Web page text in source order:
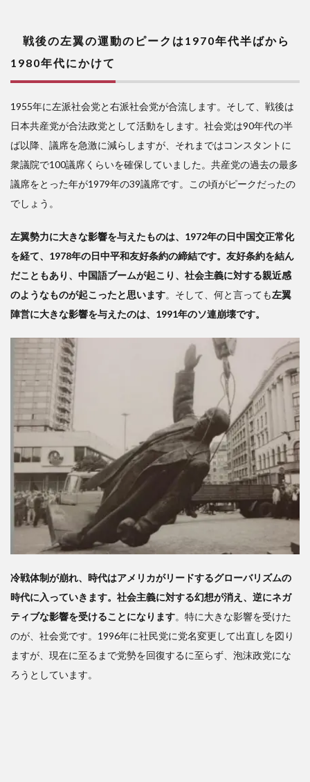
戦後の左翼の運動のピークは1970年代半ばから
1980年代にかけて
1955年に左派社会党と右派社会党が合流します。そして、戦後は
日本共産党が合法政党として活動をします。社会党は90年代の半
ば以降、議席を急激に減らしますが、それまではコンスタントに
衆議院で100議席くらいを確保していました。共産党の過去の最多
議席をとった年が1979年の39議席です。この頃がピークだったの
でしょう。
左翼勢力に大きな影響を与えたものは、1972年の日中国交正常化
を経て、1978年の日中平和友好条約の締結です。友好条約を結ん
だこともあり、中国語ブームが起こり、社会主義に対する親近感
のようなものが起こったと思います。そして、何と言っても左翼
陣営に大きな影響を与えたのは、1991年のソ連崩壊です。
冷戦体制が崩れ、時代はアメリカがリードするグローバリズムの
時代に入っていきます。社会主義に対する幻想が消え、逆にネガ
ティブな影響を受けることになります。特に大きな影響を受けた
のが、社会党です。1996年に社民党に党名変更して出直しを図り
ますが、現在に至るまで党勢を回復するに至らず、泡沫政党にな
ろうとしています。